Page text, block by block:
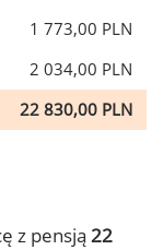
1 773,00 PLN
2 034,00 PLN
22 830,00 PLN
z pensją 22